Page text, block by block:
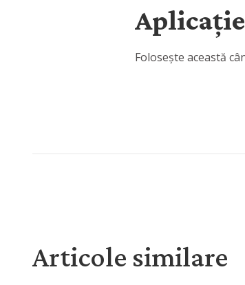
Aplicație
Folosește această
Articole similare